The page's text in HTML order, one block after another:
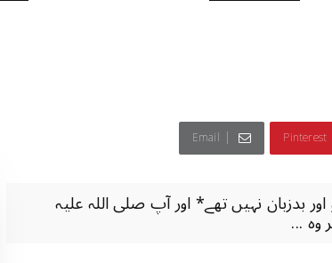
Pinterest
Email
اور بدزبان نہیں تھے* اور آپ صلی اللہ علیہ
وہ ...